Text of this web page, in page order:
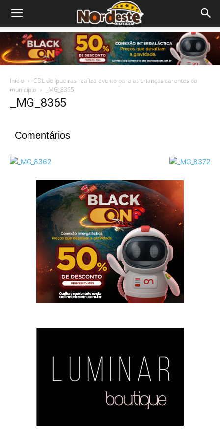
Início
CDL de Ipueiras realiza evento para as crianças carentes do
município
_MG_8365
_MG_8365
Comentários